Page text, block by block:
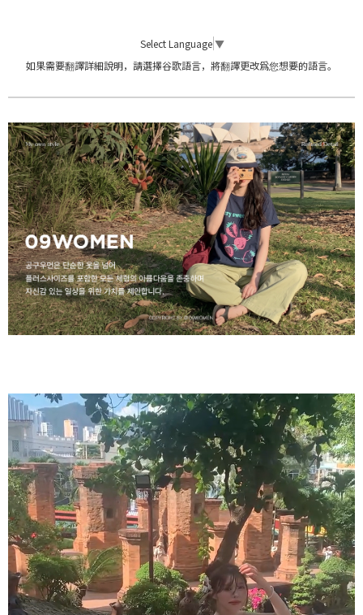
Select Language ▼
如果需要翻譯詳細說明，請選擇谷歌語言，將翻譯更改爲您想要的語言。